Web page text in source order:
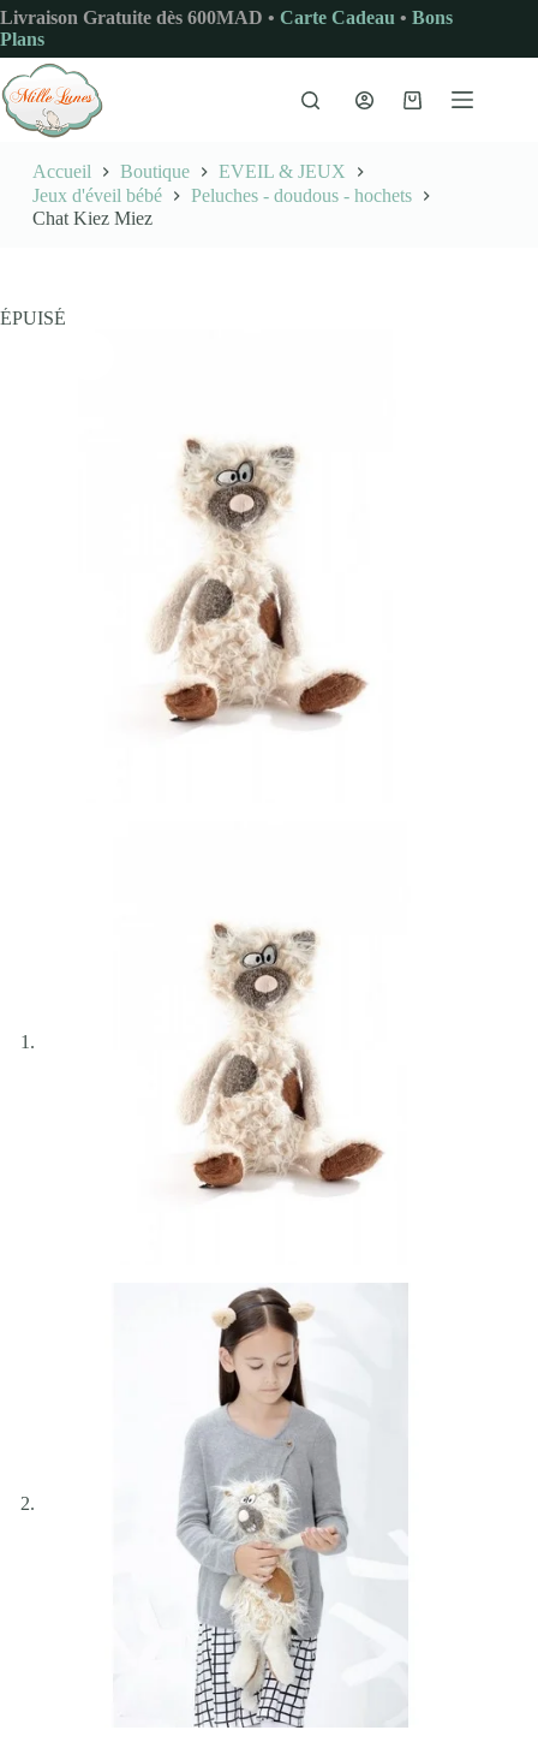
Passer
au
contenu
Livraison Gratuite dès 600MAD • Carte Cadeau • Bons
Plans
Panier
Accueil Boutique
EVEIL & JEUX
Jeux d'éveil bébé
Peluches - doudous - hochets
Chat Kiez Miez
ÉPUISÉ